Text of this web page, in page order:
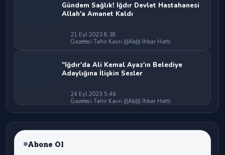
Gündem Sağlık! Iğdır Devlet Hastahanesi
Allah'a Amanet Kaldı
21 Eyl 2023 8:38
Gazeteci Tahir Kavri (((Alo))) İhbar Hattı
"Iğdır'da Ali Kemal Ayaz'ın Belediye
Adaylığına İlişkin Sesler
24 Eyl 2023 5:46
Gazeteci Tahir Kavri (((Alo))) İhbar Hattı
Abone Ol